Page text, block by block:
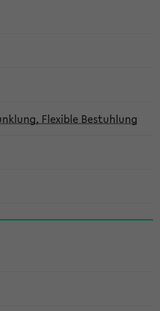
Flexible Bestuhlung